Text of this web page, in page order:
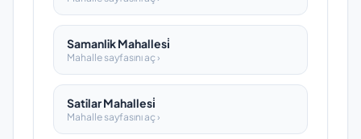
Samanlik Mahallesi̇
Mahalle sayfasını aç ›
Satilar Mahallesi̇
Mahalle sayfasını aç ›